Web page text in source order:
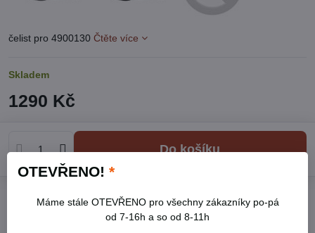
čelist pro 4900130 Čtěte více
Skladem
1290 Kč
Do košíku
4900160
OTEVŘENO! *
Máme stále OTEVŘENO pro všechny zákazníky po-pá
od 7-16h a so od 8-11h